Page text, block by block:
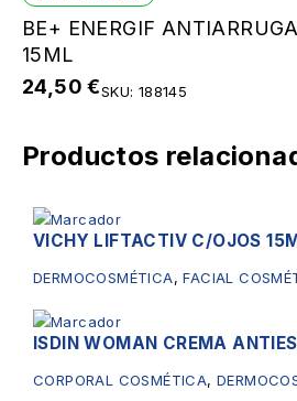
BE+ ENERGIF
15ML
24,50€SKU: 188145
Productos
VICHY LIFTACTIV C/OJOS
DERMOCOSMÉTICA,FACIAL
ISDIN WOMAN CREMA
CORPORAL COSMÉTICA,